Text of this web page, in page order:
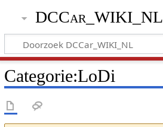
DCCar_WIKI_NL
Categorie:LoDi